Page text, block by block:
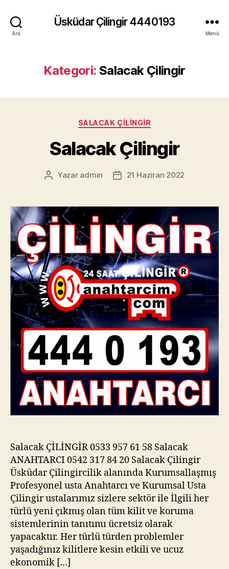
Ara
Üsküdar Çilingir 4440193
Menü
Kategori: Salacak Çilingir
Kategoriler
SALACAK ÇILINGIR
Salacak Çilingir
Yazının
Yazar admin
Yazı21 Haziran 2022
Salacak ÇİLİNGİR 0533 957 61 58 Salacak
ANAHTARCI 0542 317 84 20 Salacak Çilingir
Üsküdar Çilingircilik alanında Kurumsallaşmış
Profesyonel usta Anahtarcı ve Kurumsal Usta
Çilingir ustalarımız sizlere sektör ile İlgili her
türlü yeni çıkmış olan tüm kilit ve koruma
sistemlerinin tanıtımı ücretsiz olarak
yapacaktır. Her türlü türden problemler
yaşadığınız kilitlere kesin etkili ve ucuz
ekonomik […]